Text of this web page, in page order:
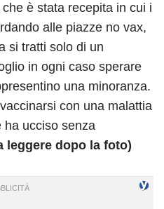
è stata recepita in cui i
alle piazze no vax,
si tratti solo di un
in ogni caso sperare
una minoranza.
con una malattia
ha ucciso senza
leggere dopo la foto)